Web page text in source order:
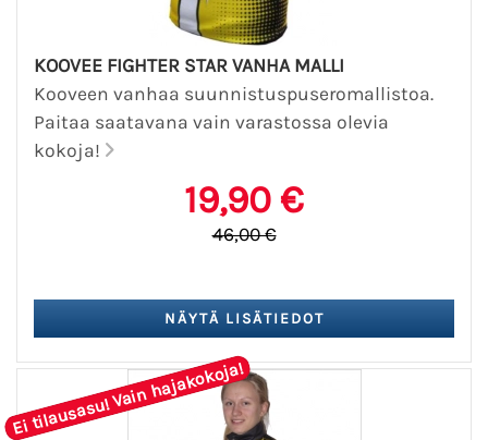
KOOVEE FIGHTER STAR VANHA MALLI
Kooveen vanhaa suunnistuspuseromallistoa.
Paitaa saatavana vain varastossa olevia
kokoja!
19,90 €
46,00 €
Ei tilausasu! Vain hajakokoja!